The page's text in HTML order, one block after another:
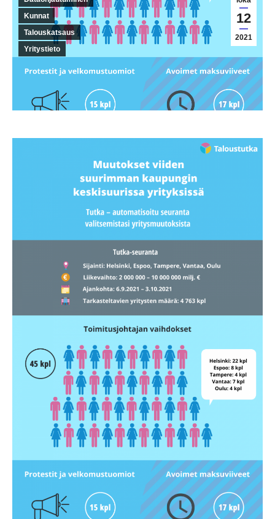
12
2021
Kunnat
Talouskatsaus
Yritystieto